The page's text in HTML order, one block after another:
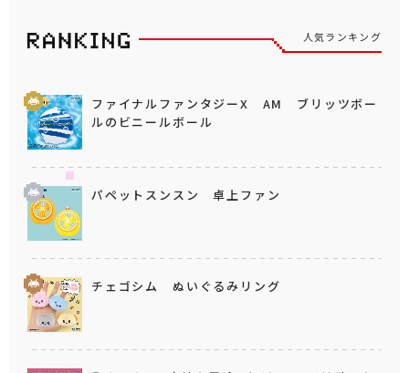
人気ランキング
ファイナルファンタジーX AM ブリッツボー
ルのビニールボール
パペットスンスン 卓上ファン
チェゴシム ぬいぐるみリング